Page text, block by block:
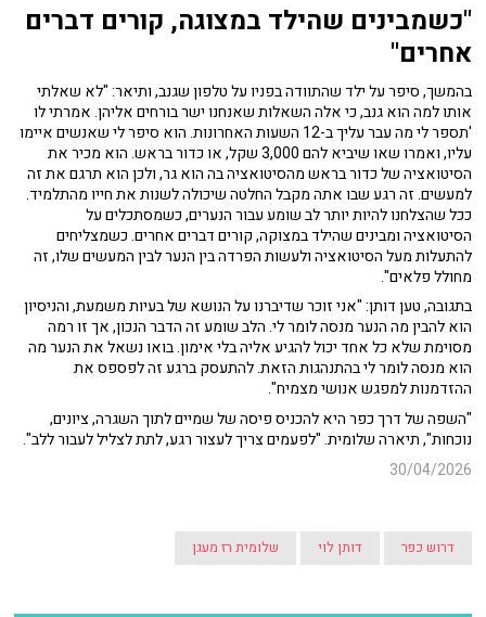
"כשמבינים שהילד במצוגה, קורים דברים
אחרים"
בהמשך, סיפר על ילד שהתוודה בפניו על טלפון שגנב, ותיאר: "לא שאלתי
אותו למה הוא גנב, כי אלה השאלות שאנחנו ישר בורחים אליהן. אמרתי לו
'תספר לי מה עבר עליך ב-12 השעות האחרונות. הוא סיפר לי שאנשים איימו
עליו, ואמרו שאו שיביא להם 3,000 שקל, או כדור בראש. הוא מכיר את
הסיטואציה של כדור בראש מהסיטואציה בה הוא גר, ולכן הוא תרגם את זה
למעשים. זה רגע שבו אתה מקבל החלטה שיכולה לשנות את חייו מהתלמיד.
ככל שהצלחנו להיות יותר לב שומע עבור הנערים, כשמסתכלים על
הסיטואציה ומבינים שהילד במצוקה, קורים דברים אחרים. כשמצליחים
להתעלות מעל הסיטואציה ולעשות הפרדה בין הנער לבין המעשים שלו, זה
מחולל פלאים".
בתגובה, טען דותן: "אני זוכר שדיברנו על הנושא של בעיות משמעת, והניסיון
הוא להבין מה הנער מנסה לומר לי. הלב שומע זה הדבר הנכון, אך זו רמה
מסוימת שלא כל אחד יכול להגיע אליה בלי אימון. בואו נשאל את הנער מה
הוא מנסה לומר לי בהתנהגות הזאת. להתעסק ברגע זה לפספס את
ההזדמנות למפגש אנושי מצמיח".
"השפה של דרך כפר היא להכניס פיסה של שמיים לתוך השגרה, ציונים,
נוכחות", תיארה שלומית. "לפעמים צריך לעצור רגע, לתת לצליל לעבור ללב".
30/04/2026
דרוש כפר דותן לוי שלומית רז מעגן